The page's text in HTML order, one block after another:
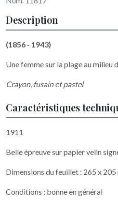
Description
(1856 - 1943)
Une femme sur la plage au milieu
Crayon, fusain et pastel
Caractéristiques
1911
Belle épreuve sur papier velin
Dimensions du feuillet : 265 x 205
Conditions : bonne en général